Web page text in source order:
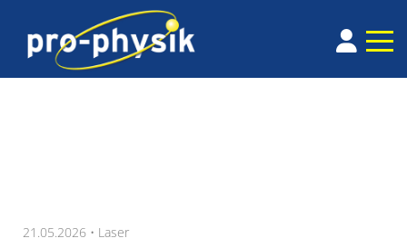
21.05.2026 • Laser